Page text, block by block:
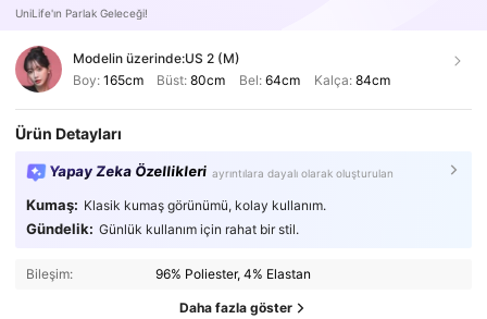
UniLife'ın Parlak Geleceği!
Modelin üzerinde:US 2 (M)
Boy: 165cm Büst:80cm Bel: 64cm Kalça: 84cm
Ürün Detayları
Yapay Zeka Özellikleri ayrıntılara dayalı olarak oluşturulan
Kumaş: Klasik kumaş görünümü, kolay kullanım.
Gündelik: Günlük kullanım için rahat bir stil.
Bileşim: 96% Poliester, 4% Elastan
Daha fazla göster